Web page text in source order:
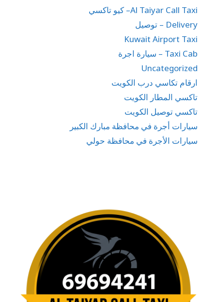
Al Taiyar Call Taxi– كيو تاكسي
Delivery – توصيل
Kuwait Airport Taxi
Taxi Cab – سيارة اجرة
Uncategorized
ارقام تكاسي درب الكويت
تاكسي المطار الكويت
تاكسي توصيل الكويت
سيارات أجرة في محافظة مبارك الكبير
سيارات الأجرة في محافظة حولي